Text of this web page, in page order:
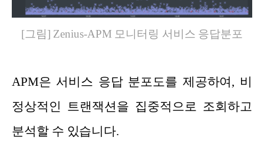
[그림] Zenius-APM 모니터링 서비스 응답분포
APM은 서비스 응답 분포도를 제공하여, 비
정상적인 트랜잭션을 집중적으로 조회하고
분석할 수 있습니다.